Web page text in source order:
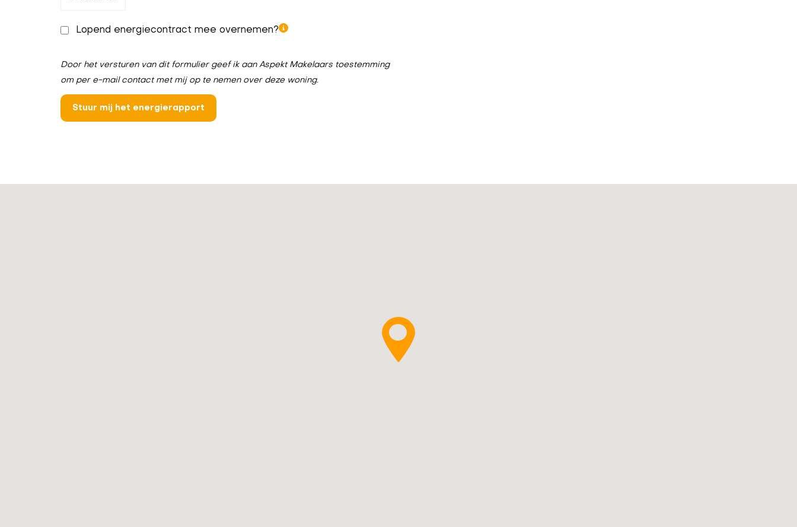
Lopend energiecontract mee overnemen?
Door het versturen van dit formulier geef ik aan Aspekt Makelaars toestemming
om per e-mail contact met mij op te nemen over deze woning.